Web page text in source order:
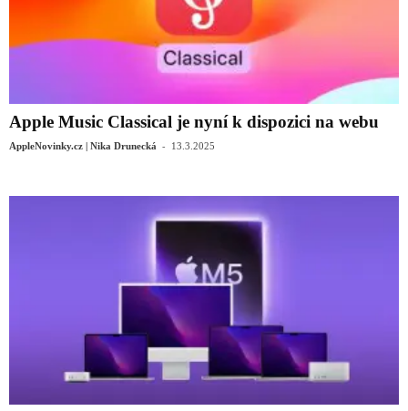
Apple Music Classical je nyní k dispozici na webu
AppleNovinky.cz | Nika Drunecká - 13.3.2025